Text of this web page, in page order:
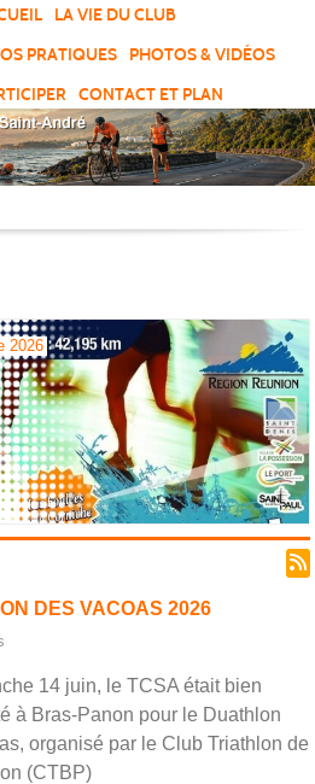
LA VIE DU CLUB
PRATIQUES
PHOTOS & VIDÉOS
CONTACT ET PLAN
2026
Next
DES VACOAS 2026
14 juin, le TCSA était bien
à Bras-Panon pour le Duathlon
organisé par le Club Triathlon de
(CTBP)